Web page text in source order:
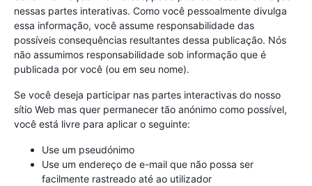
nessas partes interativas. Como você pessoalmente divulga
essa informação, você assume responsabilidade das
possíveis consequências resultantes dessa publicação. Nós
não assumimos responsabilidade sob informação que é
publicada por você (ou em seu nome).
Se você deseja participar nas partes interactivas do nosso
sítio Web mas quer permanecer tão anónimo como possível,
você está livre para aplicar o seguinte:
Use um pseudónimo
Use um endereço de e-mail que não possa ser
facilmente rastreado até ao utilizador